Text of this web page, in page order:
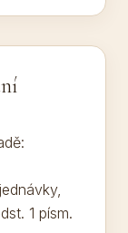
1 písm.